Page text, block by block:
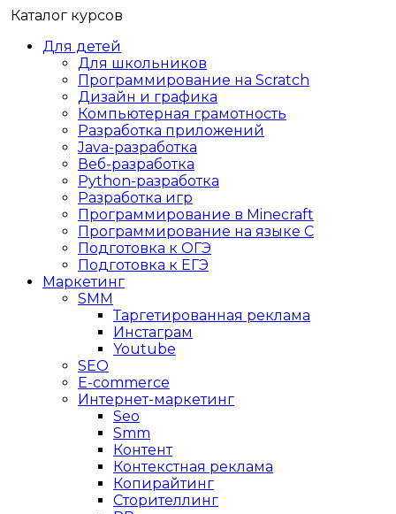
Каталог курсов
Для детей
Для школьников
Программирование на Scratch
Дизайн и графика
Компьютерная грамотность
Разработка приложений
Java-разработка
Веб-разработка
Python-разработка
Разработка игр
Программирование в Minecraft
Программирование на языке C
Подготовка к ОГЭ
Подготовка к ЕГЭ
Маркетинг
SMM
Таргетированная реклама
Инстаграм
Youtube
SEO
E-сommerce
Интернет-маркетинг
Seo
Smm
Контент
Контекстная реклама
Копирайтинг
Сторителлинг